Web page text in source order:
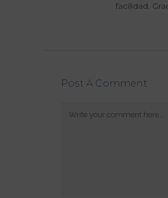
facilidad.
Post A Comment